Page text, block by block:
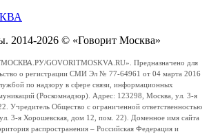
2014-2026 © «Говорит Москва»
GOVORITMOSKVA.RU». Предназначено для
о регистрации СМИ Эл № 77-64961 от 04 марта 2016
по надзору в сфере связи, информационных
(Роскомнадзор). Адрес: 123298, Москва, ул. 3-я
Учредитель Общество с ограниченной ответственностью
3-я Хорошевская, дом 12, пом. 22). Доменное имя сайта
распространения – Российская Федерация и